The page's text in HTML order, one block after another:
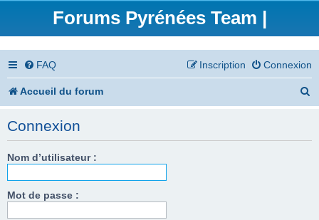
Forums Pyrénées Team |
FAQ Connexion
Inscription
Accueil du forum
Connexion
Nom d’utilisateur :
Mot de passe :